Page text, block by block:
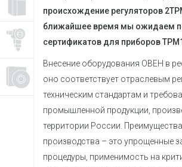
происхождение регуляторов
ближайшее время мы ожидаем
сертификатов для приборов
Внесение оборудования ОВЕН в
оно соответствует отраслевым
техническим стандартам и
промышленной продукции,
территории России.
производства – это упрощенные
процедуры, применимость на